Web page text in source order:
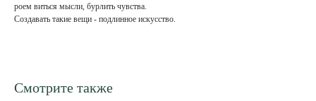
роем виться мысли, бурлить чувства.
Создавать такие вещи - подлинное искусство.
Смотрите также